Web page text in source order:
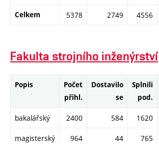
Celkem 5378 2749 4556
Fakulta strojního inženýrství
Popis
Počet
přihl.
Dostavilo
se
Splnili
pod.
bakalářský 2400 584 1620
magisterský
964 44 765